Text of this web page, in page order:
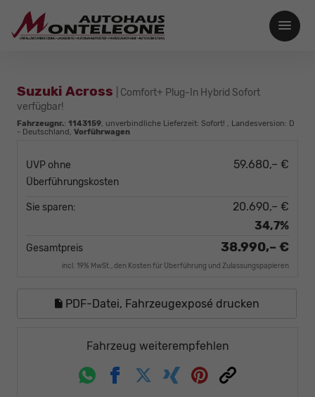
Suzuki Across
| Comfort+ Plug-In Hybrid Sofort
verfügbar!
Fahrzeugnr.: 1143159, unverbindliche Lieferzeit: Sofort! , Landesversion: D
- Deutschland, Vorführwagen
UVP ohne
Überführungskosten
59.680,– €
Sie sparen:
20.690,– €
34,7%
Gesamtpreis 38.990,– €
incl. 19% MwSt., den Kosten für Überführung und Zulassungspapieren
PDF-Datei, Fahrzeugexposé drucken
Fahrzeug weiterempfehlen
WhatsappFacebookTwitterXing Pinterest
Link